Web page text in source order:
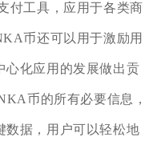
付工具，应用于各类商
币还可以用于激励用
心化应用的发展做出贡
币的所有必要信息，
数据，用户可以轻松地